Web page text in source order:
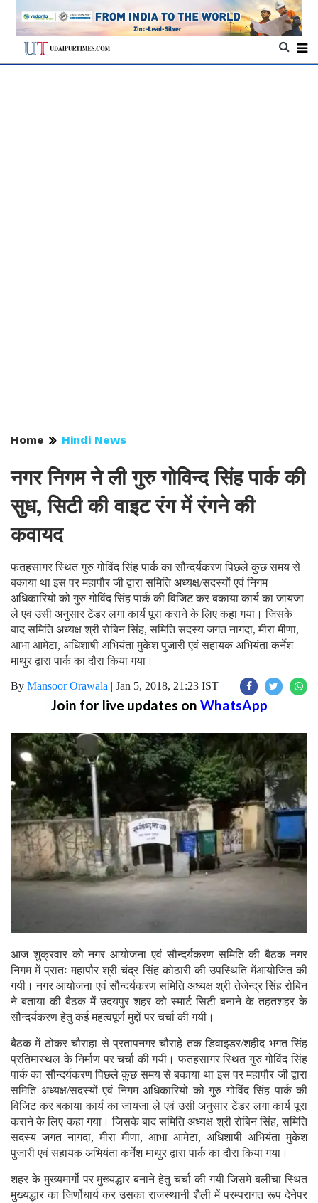
Home Hindi News
नगर निगम ने ली गुरु गोविन्द सिंह पार्क की
सुध, सिटी की वाइट रंग में रंगने की
कवायद
फतहसागर स्थित गुरु गोविंद सिंह पार्क का सौन्दर्यकरण पिछले कुछ समय से
बकाया था इस पर महापौर जी द्वारा समिति अध्यक्ष/सदस्यों एवं निगम
अधिकारियो को गुरु गोविंद सिंह पार्क की विजिट कर बकाया कार्य का जायजा
ले एवं उसी अनुसार टेंडर लगा कार्य पूरा कराने के लिए कहा गया। जिसके
बाद समिति अध्यक्ष श्री रोबिन सिंह, समिति सदस्य जगत नागदा, मीरा मीणा,
आभा आमेटा, अधिशाषी अभियंता मुकेश पुजारी एवं सहायक अभियंता कर्नेश
माथुर द्वारा पार्क का दौरा किया गया।
By Mansoor Orawala | Jan 5, 2018, 21:23 IST
Join for live updates on WhatsApp
आज शुक्रवार को नगर आयोजना एवं सौन्दर्यकरण समिति की बैठक नगर
निगम में प्रातः महापौर श्री चंद्र सिंह कोठारी की उपस्थिति मेंआयोजित की
गयी। नगर आयोजना एवं सौन्दर्यकरण समिति अध्यक्ष श्री तेजेन्द्र सिंह रोबिन
ने बताया की बैठक में उदयपुर शहर को स्मार्ट सिटी बनाने के तहतशहर के
सौन्दर्यकरण हेतु कई महत्वपूर्ण मुद्दों पर चर्चा की गयी।
बैठक में ठोकर चौराहा से प्रतापनगर चौराहे तक डिवाइडर/शहीद भगत सिंह
प्रतिमास्थल के निर्माण पर चर्चा की गयी। फतहसागर स्थित गुरु गोविंद सिंह
पार्क का सौन्दर्यकरण पिछले कुछ समय से बकाया था इस पर महापौर जी द्वारा
समिति अध्यक्ष/सदस्यों एवं निगम अधिकारियो को गुरु गोविंद सिंह पार्क की
विजिट कर बकाया कार्य का जायजा ले एवं उसी अनुसार टेंडर लगा कार्य पूरा
कराने के लिए कहा गया। जिसके बाद समिति अध्यक्ष श्री रोबिन सिंह, समिति
सदस्य जगत नागदा, मीरा मीणा, आभा आमेटा, अधिशाषी अभियंता मुकेश
पुजारी एवं सहायक अभियंता कर्नेश माथुर द्वारा पार्क का दौरा किया गया।
शहर के मुख्यमार्गो पर मुख्यद्धार बनाने हेतु चर्चा की गयी जिसमे बलीचा स्थित
मुख्यद्धार का जिर्णोधार्य कर उसका राजस्थानी शैली में परम्परागत रूप देनेपर